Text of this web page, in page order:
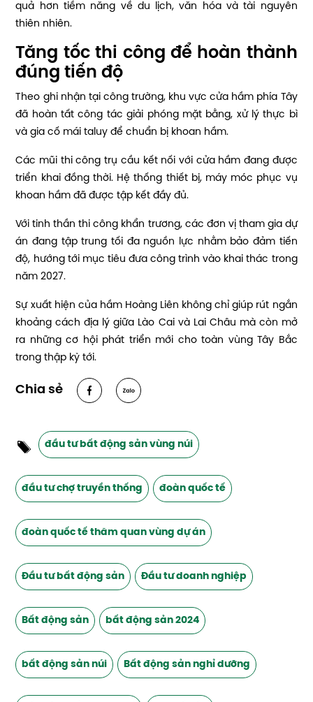
quả hơn tiềm năng về du lịch, văn hóa và tài nguyên
thiên nhiên.
Tăng tốc thi công để hoàn thành
đúng tiến độ
Theo ghi nhận tại công trường, khu vực cửa hầm phía Tây
đã hoàn tất công tác giải phóng mặt bằng, xử lý thực bì
và gia cố mái taluy để chuẩn bị khoan hầm.
Các mũi thi công trụ cầu kết nối với cửa hầm đang được
triển khai đồng thời. Hệ thống thiết bị, máy móc phục vụ
khoan hầm đã được tập kết đầy đủ.
Với tinh thần thi công khẩn trương, các đơn vị tham gia dự
án đang tập trung tối đa nguồn lực nhằm bảo đảm tiến
độ, hướng tới mục tiêu đưa công trình vào khai thác trong
năm 2027.
Sự xuất hiện của hầm Hoàng Liên không chỉ giúp rút ngắn
khoảng cách địa lý giữa Lào Cai và Lai Châu mà còn mở
ra những cơ hội phát triển mới cho toàn vùng Tây Bắc
trong thập kỷ tới.
Chia sẻ
đầu tư bất động sản vùng núi
đầu tư chợ truyền thống đoàn quốc tế
đoàn quốc tế thăm quan vùng dự án
Đầu tư bất động sản Đầu tư doanh nghiệp
Bất động sản bất động sản 2024
bất động sản núi Bất động sản nghỉ dưỡng